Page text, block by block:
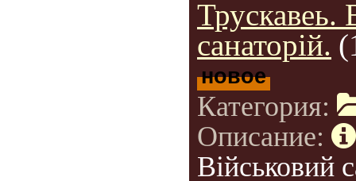
Трускавеь.
санаторій.
новое
Категория:
Описание:
Військовий